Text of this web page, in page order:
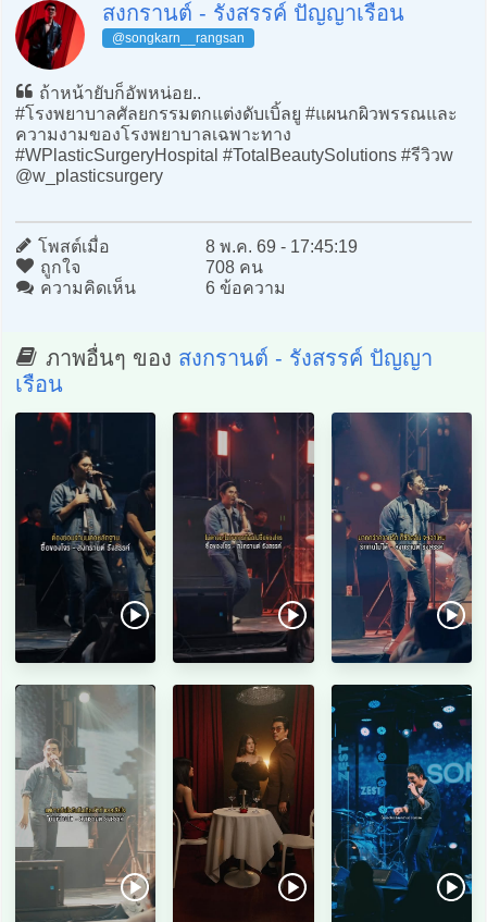
สงกรานต์ - รังสรรค์ ปัญญาเรือน
@songkarn__rangsan
ถ้าหน้ายับก็อัพหน่อย..
#โรงพยาบาลศัลยกรรมตกแต่งดับเบิ้ลยู #แผนกผิวพรรณและ
ความงามของโรงพยาบาลเฉพาะทาง
#WPlasticSurgeryHospital #TotalBeautySolutions #รีวิวw
@w_plasticsurgery
โพสต์เมื่อ
8 พ.ค. 69 - 17:45:19
ถูกใจ
708 คน
ความคิดเห็น
6 ข้อความ
ภาพอื่นๆ ของ สงกรานต์ - รังสรรค์ ปัญญา
เรือน